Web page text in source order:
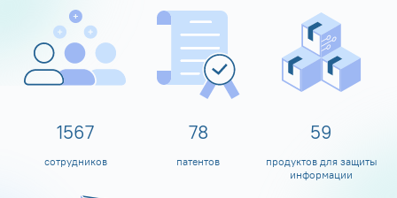
1600
сотрудников
80
патентов
60
продуктов для защиты
информации